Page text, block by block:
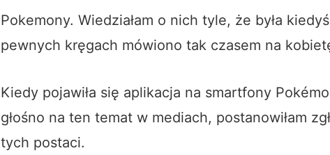
Pokemony. Wiedziałam o nich tyle, że była
pewnych kręgach mówiono tak czasem na
Kiedy pojawiła się aplikacja na smartfony
głośno na ten temat w mediach, postanowiłam
tych postaci.